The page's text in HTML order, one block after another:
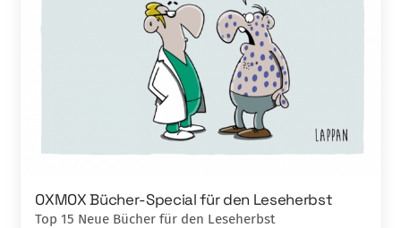
OXMOX Bücher-Special für den Leseherbst
Top 15 Neue Bücher für den Leseherbst